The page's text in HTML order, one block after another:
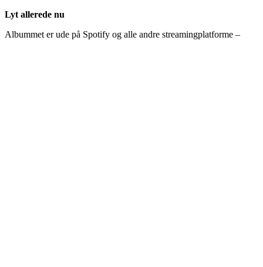
Lyt allerede nu
Albummet er ude på Spotify og alle andre streamingplatforme –